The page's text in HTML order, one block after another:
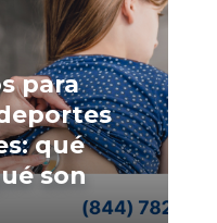
para
qué
son